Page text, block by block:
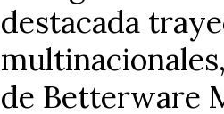
destacada
de Betterware